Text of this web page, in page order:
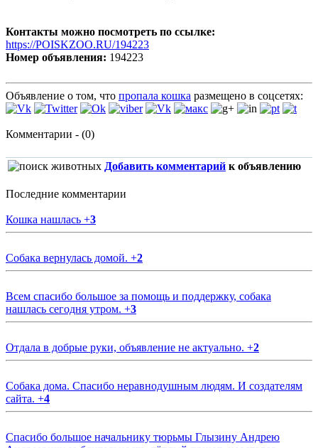
Контакты можно посмотреть по ссылке:
https://POISKZOO.RU/194223
Номер объявления: 194223
Объявление о том, что пропала кошка размещено в соцсетях:
Комментарии - (0)
Добавить комментарий к объявлению
Последние комментарии
Кошка нашлась +3
Собака вернулась домой. +2
Всем спасибо большое за помощь и поддержку, собака
нашлась сегодня утром. +3
Отдала в добрые руки, объявление не актуально. +2
Собака дома. Спасибо неравнодушным людям. И создателям
сайта. +4
Спасибо большое начальнику тюрьмы Глызину Андрею